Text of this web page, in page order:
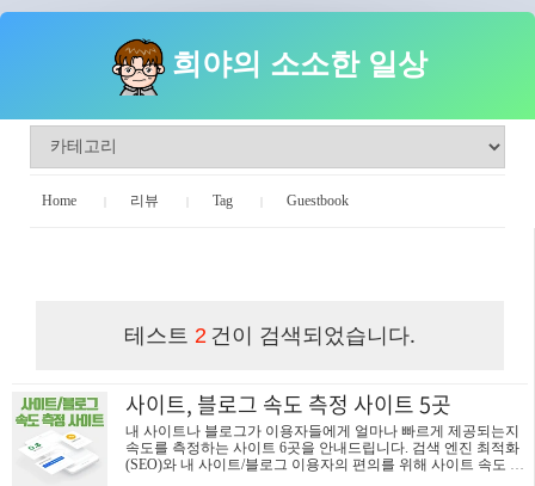
희야의 소소한 일상
Home 리뷰 Tag Guestbook
테스트 2 건이 검색되었습니다.
사이트, 블로그 속도 측정 사이트 5곳
내 사이트나 블로그가 이용자들에게 얼마나 빠르게 제공되는지
속도를 측정하는 사이트 6곳을 안내드립니다. 검색 엔진 최적화
(SEO)와 내 사이트/블로그 이용자의 편의를 위해 사이트 속도 측